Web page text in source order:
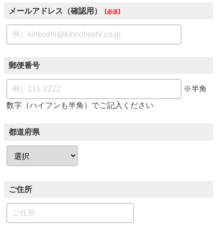
メールアドレス（確認用） 必須
郵便番号
※半角
数字（ハイフンも半角）でご記入ください
都道府県
ご住所